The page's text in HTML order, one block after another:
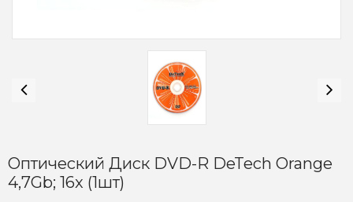
Оптический Диск DVD-R DeTech Orange
4,7Gb; 16x (1шт)